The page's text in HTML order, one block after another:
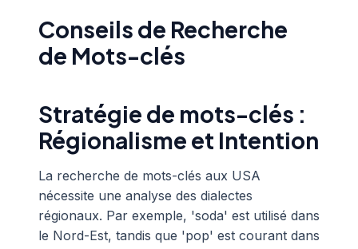
Conseils de Recherche
de Mots-clés
Stratégie de mots-clés :
Régionalisme et Intention
La recherche de mots-clés aux USA
nécessite une analyse des dialectes
régionaux. Par exemple, 'soda' est utilisé dans
le Nord-Est, tandis que 'pop' est courant dans